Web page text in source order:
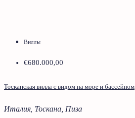
Виллы
€680.000,00
Тосканская вилла с видом на море и бассейном
Италия, Тоскана, Пиза